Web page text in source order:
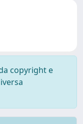
copyright e